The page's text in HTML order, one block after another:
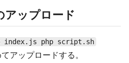
アップロード
index.js php script.sh
アップロードする。